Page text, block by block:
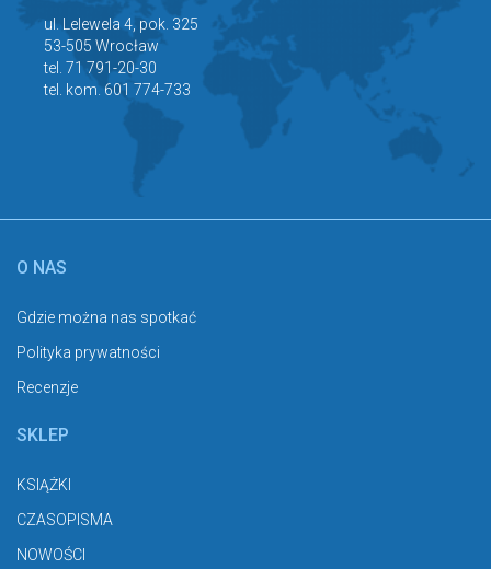
ul. Lelewela 4, pok. 325
53-505 Wrocław
tel. 71 791-20-30
tel. kom. 601 774-733
O NAS
Gdzie można nas spotkać
Polityka prywatności
Recenzje
SKLEP
KSIĄŻKI
CZASOPISMA
NOWOŚCI